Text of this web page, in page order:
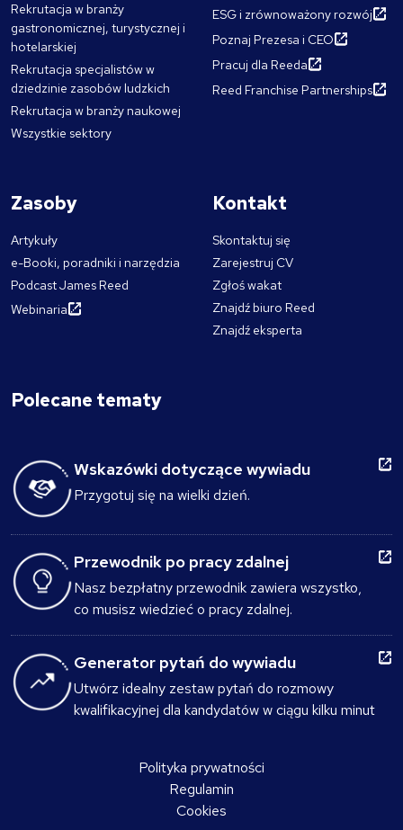
Rekrutacja w branży
gastronomicznej, turystycznej i
hotelarskiej
Rekrutacja specjalistów w
dziedzinie zasobów ludzkich
Rekrutacja w branży naukowej
Wszystkie sektory
ESG i zrównoważony rozwój
Poznaj Prezesa i CEO
Pracuj dla Reeda
Reed Franchise Partnerships
Zasoby
Artykuły
e-Booki, poradniki i narzędzia
Podcast James Reed
Webinaria
Kontakt
Skontaktuj się
Zarejestruj CV
Zgłoś wakat
Znajdź biuro Reed
Znajdź eksperta
Polecane tematy
Wskazówki dotyczące wywiadu
Przygotuj się na wielki dzień.
Przewodnik po pracy zdalnej
Nasz bezpłatny przewodnik zawiera wszystko,
co musisz wiedzieć o pracy zdalnej.
Generator pytań do wywiadu
Utwórz idealny zestaw pytań do rozmowy
kwalifikacyjnej dla kandydatów w ciągu kilku minut
Polityka prywatności
Regulamin
Cookies